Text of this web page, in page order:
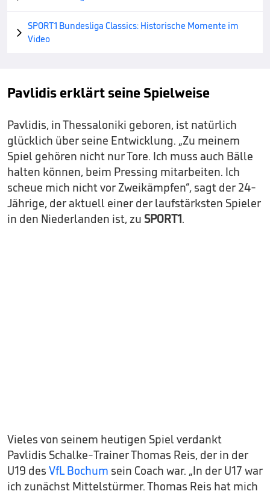

SPORT1 Bundesliga Classics: Historische Momente im
Video
Pavlidis erklärt seine Spielweise
Pavlidis, in Thessaloniki geboren, ist natürlich
glücklich über seine Entwicklung. „Zu meinem
Spiel gehören nicht nur Tore. Ich muss auch Bälle
halten können, beim Pressing mitarbeiten. Ich
scheue mich nicht vor Zweikämpfen“, sagt der 24-
Jährige, der aktuell einer der laufstärksten Spieler
in den Niederlanden ist, zu SPORT1.
Vieles von seinem heutigen Spiel verdankt
Pavlidis Schalke-Trainer Thomas Reis, der in der
U19 des VfL Bochum sein Coach war. „In der U17 war
ich zunächst Mittelstürmer. Thomas Reis hat mich